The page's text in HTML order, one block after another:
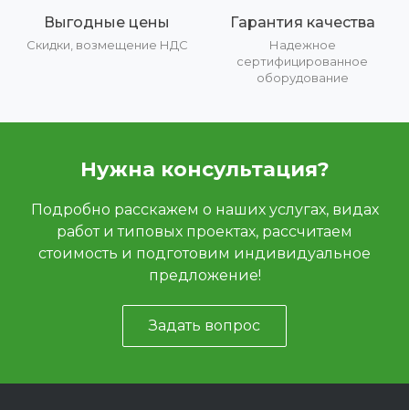
Выгодные цены
Скидки, возмещение НДС
Гарантия качества
Надежное
сертифицированное
оборудование
Нужна консультация?
Подробно расскажем о наших услугах, видах
работ и типовых проектах, рассчитаем
стоимость и подготовим индивидуальное
предложение!
Задать вопрос